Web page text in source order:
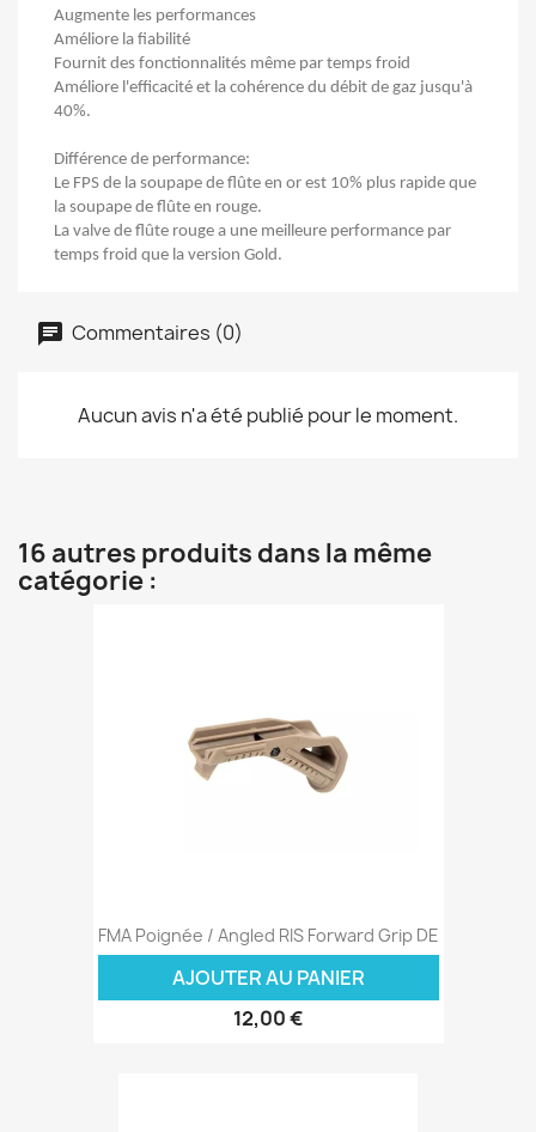
Augmente les performances
Améliore la fiabilité
Fournit des fonctionnalités même par temps froid
Améliore l'efficacité et la cohérence du débit de gaz jusqu'à
40%.
Différence de performance:
Le FPS de la soupape de flûte en or est 10% plus rapide que
la soupape de flûte en rouge.
La valve de flûte rouge a une meilleure performance par
temps froid que la version Gold.
Commentaires (0)
Aucun avis n'a été publié pour le moment.
16 autres produits dans la même
catégorie :
FMA Poignée / Angled RIS Forward Grip DE
AJOUTER AU PANIER
12,00 €